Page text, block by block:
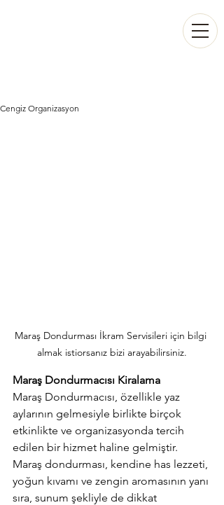
Cengiz Organizasyon
Maraş Dondurması İkram Servisileri için bilgi
almak istiorsanız bizi arayabilirsiniz.
Maraş Dondurmacısı Kiralama
Maraş Dondurmacısı, özellikle yaz
aylarının gelmesiyle birlikte birçok
etkinlikte ve organizasyonda tercih
edilen bir hizmet haline gelmiştir.
Maraş dondurması, kendine has lezzeti,
yoğun kıvamı ve zengin aromasının yanı
sıra, sunum şekliyle de dikkat